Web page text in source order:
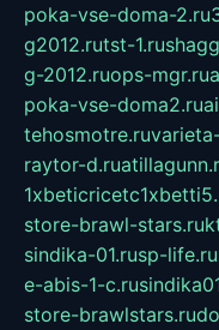
poka-vse-doma-2.ru
g2012.rutst-1.ru
g-2012.ruops-mgr.ru
poka-vse-doma2.ru
tehosmotre.ru
raytor-d.ru
store-brawl-stars.ru
sindika-01.rusp-life.ru
e-abis-1-c.ru
store-brawlstars.ru